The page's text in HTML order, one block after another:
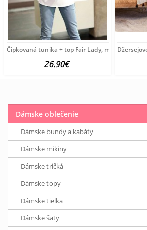
Čipkovaná tunika + top Fair Lady, modrá-
26.90€
Dámske oblečenie
Dámske bundy a kabáty
Dámske mikiny
Dámske tričká
Dámske topy
Dámske tielka
Dámske šaty